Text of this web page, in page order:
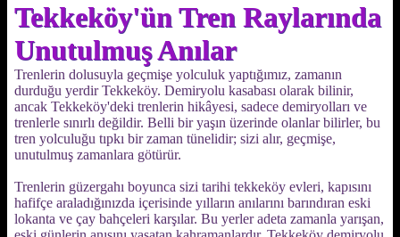
Tekkeköy'ün Tren Raylarında
Unutulmuş Anılar
Trenlerin dolusuyla geçmişe yolculuk yaptığımız, zamanın
durduğu yerdir Tekkeköy. Demiryolu kasabası olarak bilinir,
ancak Tekkeköy'deki trenlerin hikâyesi, sadece demiryolları ve
trenlerle sınırlı değildir. Belli bir yaşın üzerinde olanlar bilirler, bu
tren yolculuğu tıpkı bir zaman tünelidir; sizi alır, geçmişe,
unutulmuş zamanlara götürür.
Trenlerin güzergahı boyunca sizi tarihi tekkeköy evleri, kapısını
hafifçe araladığınızda içerisinde yılların anılarını barındıran eski
lokanta ve çay bahçeleri karşılar. Bu yerler adeta zamanla yarışan,